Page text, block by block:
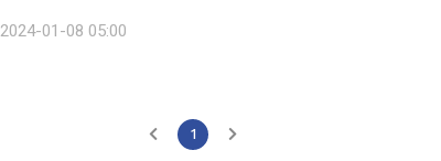
고 있다. 엔데믹으로 해외로 떠나는 내국인 증가세가 뚜렷한 데다, 유커
2024-01-08 05:00
1